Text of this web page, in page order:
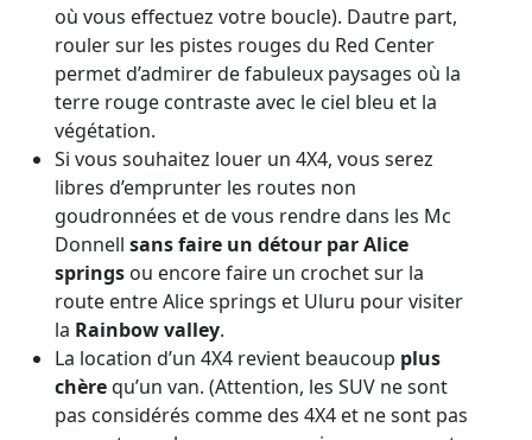
où vous effectuez votre boucle). Dautre part,
rouler sur les pistes rouges du Red Center
permet d’admirer de fabuleux paysages où la
terre rouge contraste avec le ciel bleu et la
végétation.
Si vous souhaitez louer un 4X4, vous serez
libres d’emprunter les routes non
goudronnées et de vous rendre dans les Mc
Donnellsans faire un détour par Alice
springs ou encore faire un crochet sur la
route entre Alice springs et Uluru pour visiter
la Rainbow valley.
La location d’un 4X4 revient beaucoup plus
chèrequ’un van. (Attention, les SUV ne sont
pas considérés comme des 4X4 et ne sont pas